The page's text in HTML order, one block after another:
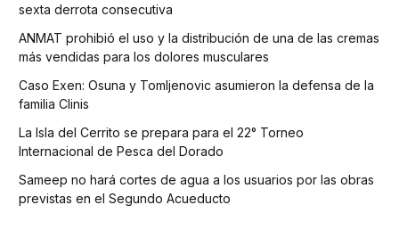
sexta derrota consecutiva
ANMAT prohibió el uso y la distribución de una de las cremas
más vendidas para los dolores musculares
Caso Exen: Osuna y Tomljenovic asumieron la defensa de la
familia Clinis
La Isla del Cerrito se prepara para el 22° Torneo
Internacional de Pesca del Dorado
Sameep no hará cortes de agua a los usuarios por las obras
previstas en el Segundo Acueducto